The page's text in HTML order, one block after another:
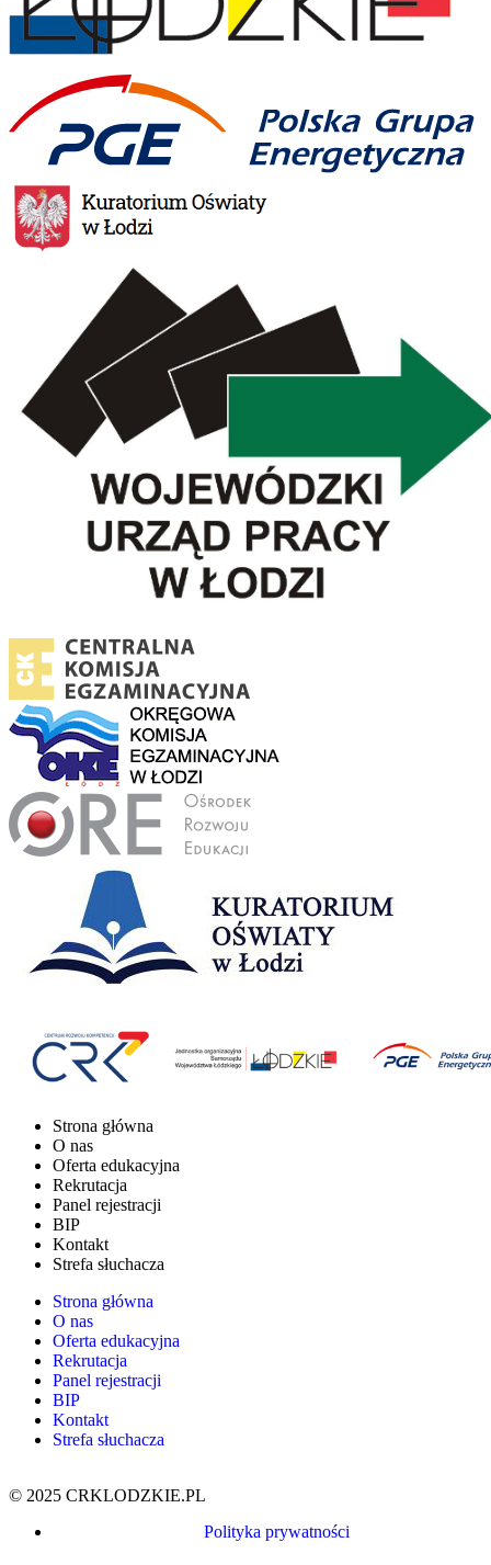
Strona główna
O nas
Oferta edukacyjna
Rekrutacja
Panel rejestracji
BIP
Kontakt
Strefa słuchacza
Strona główna
O nas
Oferta edukacyjna
Rekrutacja
Panel rejestracji
BIP
Kontakt
Strefa słuchacza
© 2025 CRKLODZKIE.PL
Polityka prywatności